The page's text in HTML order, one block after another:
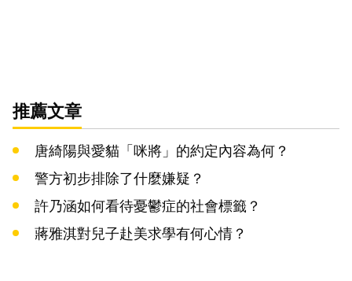
推薦文章
唐綺陽與愛貓「咪將」的約定內容為何？
警方初步排除了什麼嫌疑？
許乃涵如何看待憂鬱症的社會標籤？
蔣雅淇對兒子赴美求學有何心情？